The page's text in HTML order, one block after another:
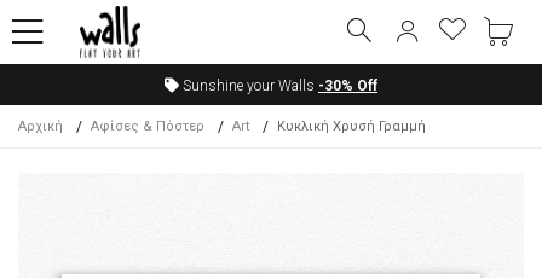
Sunshine your Walls -30% Off
Αρχική Αφίσες & Πόστερ Art Κυκλική Χρυσή Γραμμή